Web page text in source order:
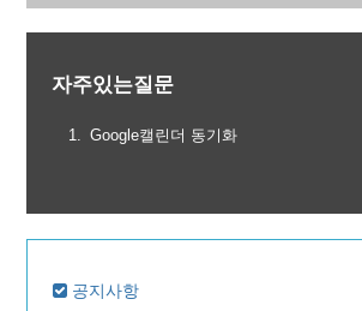
자주있는질문
Google캘린더 동기화
공지사항